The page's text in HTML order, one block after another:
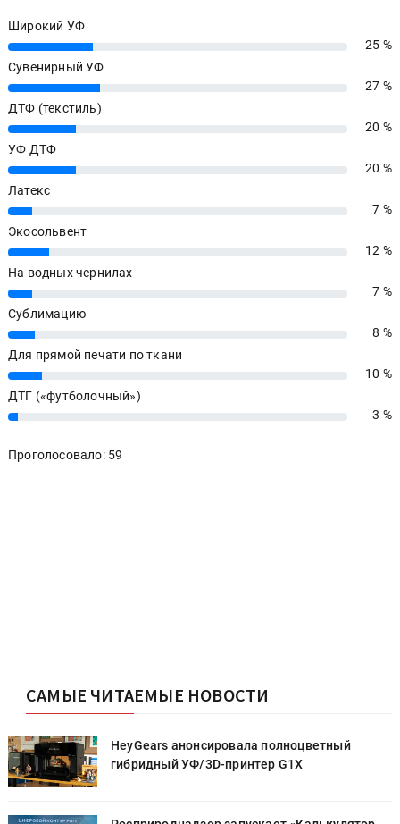
Широкий УФ
25%
25 %
Сувенирный УФ
27%
27 %
ДТФ (текстиль)
20%
20 %
УФ ДТФ
20%
20 %
Латекс
7%
7 %
Экосольвент
12%
12 %
На водных чернилах
7%
7 %
Сублимацию
8%
8 %
Для прямой печати по ткани
10%
10 %
ДТГ («футболочный»)
3% 3 %
Проголосовало: 59
САМЫЕ ЧИТАЕМЫЕ НОВОСТИ
HeyGears анонсировала полноцветный
гибридный УФ/3D-принтер G1X